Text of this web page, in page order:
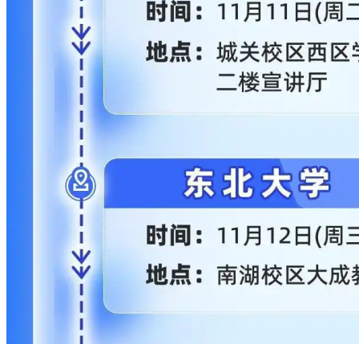
选赛道而非追风口，专业选择决定十年高度
2026年就业市场的核心逻辑是新质生产力驱动人才价值重估：
机器人、新材料、光电子领跑薪资榜，平均月薪均破万元；武
汉、苏州、南京等二线城市产业职位增速达28.3%、24.8%、
20.5%，正大力争抢技术人才。
企业人才画像愈发明确：高学历、理工科背景、跨学科能力成
标配，航空航天、海洋工程研发岗硕博占比最高达34%，“双
一流”毕业生在前沿领域更具优势。
专业选择，从来不是只看短期薪资，而是选择未来十年的产业
赛道。新质生产力不是短暂风口，而是长期趋势，选对专业，
方能抓住时代机遇，实现职业价值跃升。